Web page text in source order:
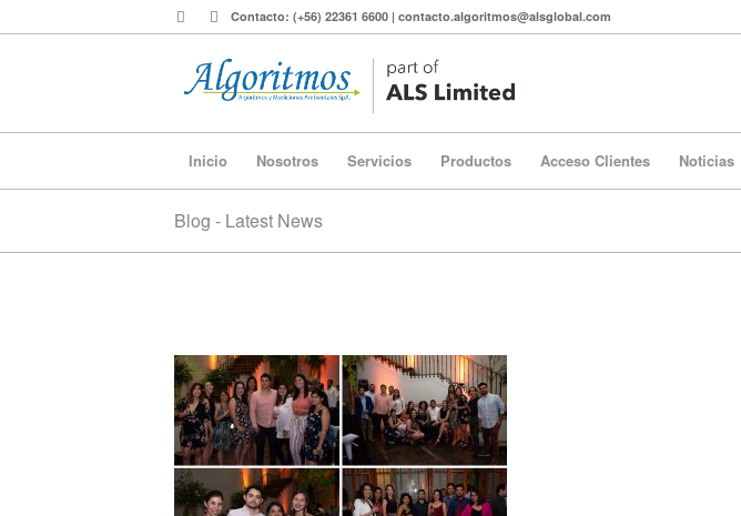
Contacto: (+56) 22361 6600 | contacto.algoritmos@alsglobal.com
Inicio Nosotros Servicios Productos Acceso Clientes Noticias
Blog - Latest News